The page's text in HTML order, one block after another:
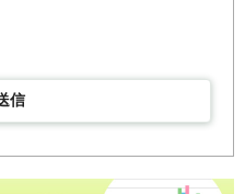
信
トップページ